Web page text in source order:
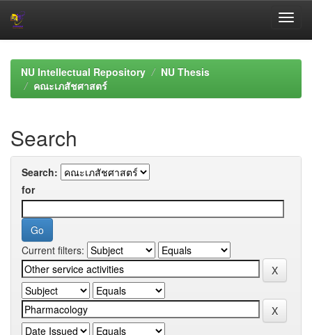
navigationNU Intellectual Repository
NU Thesis
คณะเภสัชศาสตร์
Search
Search:
for
Current filters: